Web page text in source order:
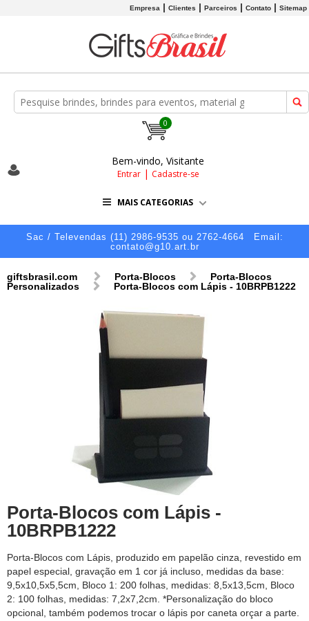
Empresa Clientes Parceiros Contato Sitemap
0
Bem-vindo, Visitante
Entrar| Cadastre-se
MAIS CATEGORIAS
Sac / Televendas (11) 2986-9535 ou 2762-4664
Email:
contato@g10.art.br
giftsbrasil.com Porta-Blocos
Porta-Blocos
Personalizados
Porta-Blocos com Lápis - 10BRPB1222
Porta-Blocos com Lápis -
10BRPB1222
Porta-Blocos com Lápis, produzido em papelão cinza, revestido em
papel especial, gravação em 1 cor já incluso, medidas da base:
9,5x10,5x5,5cm, Bloco 1: 200 folhas, medidas: 8,5x13,5cm, Bloco
2: 100 folhas, medidas: 7,2x7,2cm. *Personalização do bloco
opcional, também podemos trocar o lápis por caneta orçar a parte.